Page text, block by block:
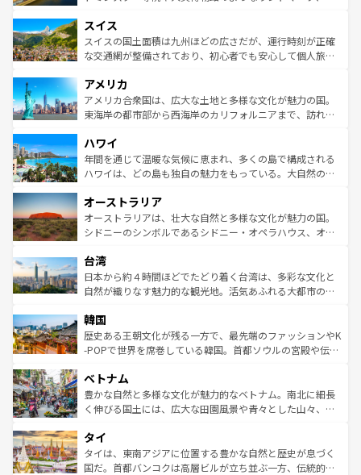
れる地方に足を運ぶとそれぞれで全く異なる文化を体験で
きるだろう。 なお、新着のフランス情報はコンテンツ一覧
を参照してほしい。
は、お酒好きな人にはぜひ体験してほしい。 なお、新着の
ドイツ情報はコンテンツ一覧を参照してほしい。
リアごとに異なる魅力がある。また、優雅なアフタヌーン
ティー、ビール好きにはたまらない英国パブ、サッカー観
戦など、本場だからこそできる体験も豊富。イギリスを旅
ンツ一覧を参照してほしい。
スイス
スイスの国土面積は九州ほどの広さだが、運行時刻が正確
な交通網が整備されており、初心者でも安心して個人旅行
の建物がそのまま残る町や、スイスならではのユニークな
博物館もあり、アルプス観光だけでなく町歩きも満喫する
ことができる。国民の所得が高いため物価も高いが、旅行
ば市内交通費無料で観光を楽しむこともできる。 なお、新
着のスイス情報はコンテンツ一覧 を参照してほしい。
アメリカ
アメリカ合衆国は、広大な土地と多様な文化が魅力の国。
東海岸の都市部から西海岸のカリフォルニアまで、訪れる
のような巨大都市は、観光、ショッピング、エンターテイ
ンメントが詰まった刺激的なスポットだ。一方、アメリカ
西部には大自然が広がり、グランドキャニオンやイエロー
部のニューオーリンズでは、音楽と美食が融合した独特の
文化が魅力。旅行者はアメリカの各地域で異なる魅力を楽
しみながら、その多様性と豊かな歴史を感じることができ
ならではの贅沢な旅のスタイルだ。 なお、新着のアメリカ
情報はコンテンツ一覧を参照してほしい。
ハワイ
年間を通じて温暖な気候に恵まれ、多くの島で構成される
ハワイは、どの島も独自の魅力をもっている。大自然の神
ワイ島は見逃せない。また、定番の観光地といえばオアフ
島だが、静かな自然を求めるならマウイ島やカウアイ島が
おすすめ。エメラルドグリーンに輝く海をはじめ、豊かな
れるおもてなしの心で訪れる人々を迎えてくれるハワイの
人々、おいしいローカルフードやハワイアンミュージッ
ク、伝統的なフラダンスなど、すべてがハワイの魅力を彩
ワイを、存分に味わってほしい。 なお、新着のハワイ情報
はコンテンツ一覧を参照してほしい。
オーストラリア
オーストラリアは、壮大な自然と多様な文化が魅力の国。
シドニーのシンボルであるシドニー・オペラハウス、オー
リアリーフや大陸中央部にそびえるウルル（エアーズロッ
ク）、タスマニアの美しい原生林やケアンズの熱帯雨林な
ど、見どころがたくさん。また、カフェやワイン、オージ
いる。アクティビティも充実しており、サーフィンやダイ
ビング、ハイキングなど、アウトドア好きにはたまらな
い。オーストラリアの多彩な魅力を存分に味わいつくそ
参照してほしい。
台湾
日本から約４時間ほどでたどり着く台湾は、多彩な文化と
自然が織りなす魅力的な観光地。活気あふれる大都市の台
ン）、静ひつな山岳地帯である台湾東部など、都市の喧騒
と山間の静けさが共存しており、訪れる人に新しい発見と
驚きをもたらしてくれる。また、奥深い台湾の食文化も魅
容にもいいと評判のスイーツなど、バラエティ豊かな料理
が味わえる。 なお、新着の台湾情報は コンテンツ一覧を参
照してほしい。
韓国
歴史ある王朝文化が残る一方で、最先端のファッションやK
-POPで世界を席巻している韓国。首都ソウルの宮殿や伝統
き、地方に足を延ばせば四季折々の自然美を楽しむことが
できる。そして、キムチや焼肉、絶品のストリートフード
まで、さまざまな韓国料理が待っている。夜には、韓国な
リティに包まれながら、韓国の多彩な魅力を心ゆくまで味
わってみてほしい。 なお、新着の韓国情報はコンテンツ一
覧を参照してほしい。
ベトナム
豊かな自然と多様な文化が魅力的なベトナム。南北に細長
く伸びる国土には、広大な田園風景や青々とした山々、世
急速な発展と共に伝統が息づく。ハノイの古い町並みやホ
ーチミン市のフランス統治時代の建物も、独特の雰囲気を
醸し出している。また、バラエティの豊かさとおいしさで
タイ
タイは、東南アジアに位置する豊かな自然と歴史が息づく
国だ。首都バンコクは高層ビルが立ち並ぶ一方、伝統的な